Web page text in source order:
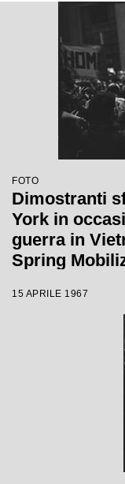
FOTO
Dimostranti
York in
guerra in
Spring
15 APRILE 1967